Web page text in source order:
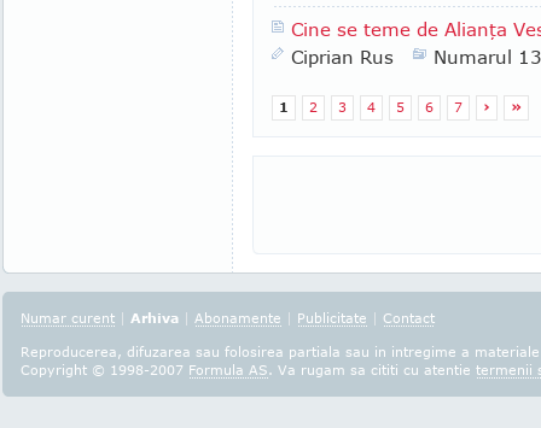
Cine se teme de Alianţa
Ciprian Rus
Numarul
1 2 3 4 5 6 7 › »
Numar curent | Arhiva | Abonamente | Publicitate | Contact
Reproducerea, difuzarea sau folosirea partiala sau in intregime a
Copyright © 1998-2007 Formula AS. Va rugam sa cititi cu atentie termenii